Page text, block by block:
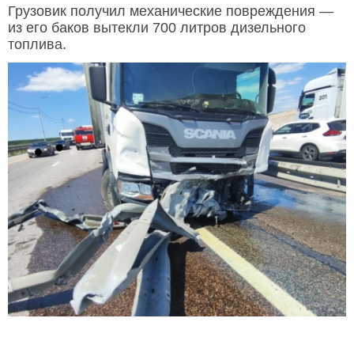
Грузовик получил механические повреждения —
из его баков вытекли 700 литров дизельного
топлива.